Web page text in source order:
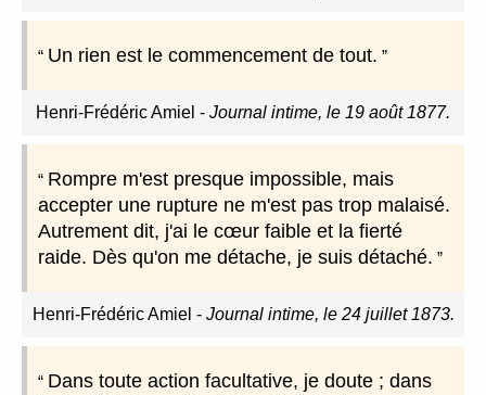
Un rien est le commencement de tout.
Henri-Frédéric Amiel - Journal intime, le 19 août 1877.
Rompre m'est presque impossible, mais
accepter une rupture ne m'est pas trop malaisé.
Autrement dit, j'ai le cœur faible et la fierté
raide. Dès qu'on me détache, je suis détaché.
Henri-Frédéric Amiel - Journal intime, le 24 juillet 1873.
Dans toute action facultative, je doute ; dans